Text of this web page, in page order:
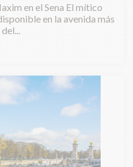
en el Sena El mítico
en la avenida más